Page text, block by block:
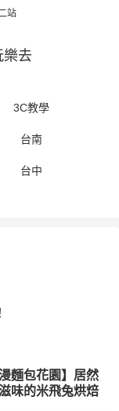
站
樂去
3C教學
台南
台中
麵包花園】居然
味的米飛兔烘焙